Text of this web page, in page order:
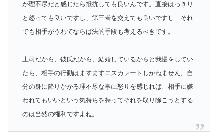
が理不尽だと感じたら抵抗しても良いんです。直接はっきり
と怒っても良いですし、第三者を交えても良いですし、それ
でも相手がうわてならば法的手段も考えるべきです。
上司だから、彼氏だから、結婚しているからと我慢をしてい
たら、相手の行動はますますエスカレートしかねません。自
分の身に降りかかる理不尽な事に怒りを感じれば、相手に嫌
われてもいいという気持ちを持ってそれを取り除こうとする
のは当然の権利ですよね。